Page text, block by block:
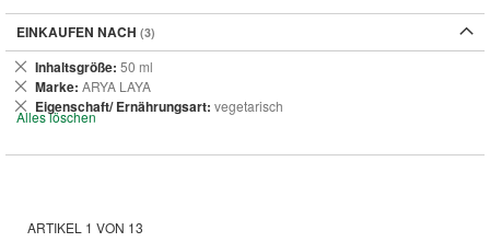
ARTIKEL 1 VON 13
EINKAUFEN NACH
Inhaltsgröße 50 ml
Dies
entfernen
Marke ARYA LAYA
Dies
entfernen
Eigenschaft/ Ernährungsart vegetarisch
Dies
entfernen
Alles löschen